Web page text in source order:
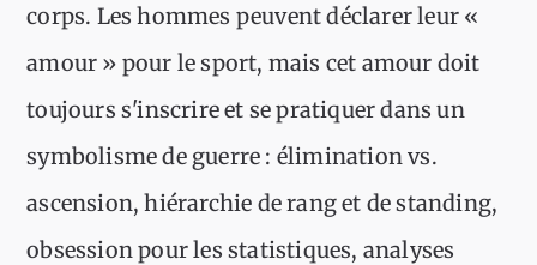
corps. Les hommes peuvent déclarer leur «
amour » pour le sport, mais cet amour doit
toujours s'inscrire et se pratiquer dans un
symbolisme de guerre : élimination vs.
ascension, hiérarchie de rang et de standing,
obsession pour les statistiques, analyses